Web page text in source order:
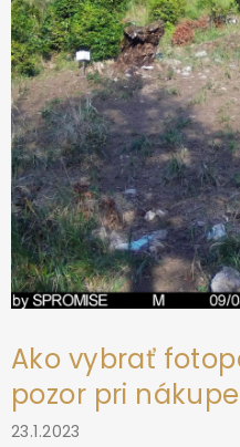
e
Ako vybrať
pozor pri nákupe
23.1.2023